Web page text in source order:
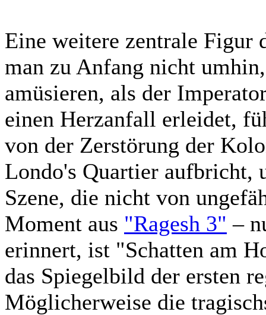
Eine weitere zentrale Figur
man zu Anfang nicht
amüsieren, als der
einen Herzanfall erleidet,
von der Zerstörung der
Londo's Quartier aufbricht,
Szene, die nicht von
Moment aus "Ragesh 3" –
erinnert, ist "Schatten am
das Spiegelbild der ersten
Möglicherweise die